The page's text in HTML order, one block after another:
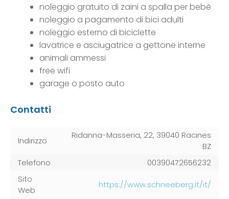
noleggio gratuito di zaini a spalla per bebè
noleggio a pagamento di bici adulti
noleggio esterno di biciclette
lavatrice e asciugatrice a gettone interne
animali ammessi
free wifi
garage o posto auto
Contatti
Indirizzo
Ridanna-Masseria, 22, 39040 Racines
BZ
Telefono
00390472656232
Sito
Web
https://www.schneeberg.it/it/